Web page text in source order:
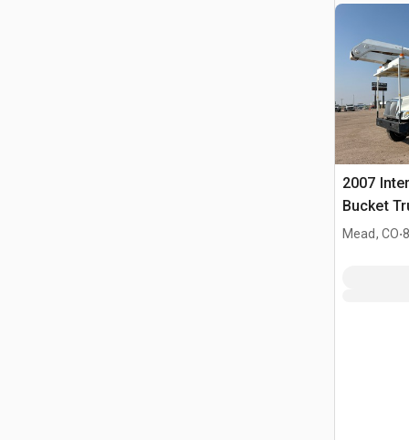
2007
Bucket
Mead, CO.